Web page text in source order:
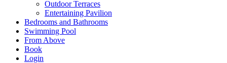
Outdoor Terraces
Entertaining Pavilion
Bedrooms and Bathrooms
Swimming Pool
From Above
Book
Login